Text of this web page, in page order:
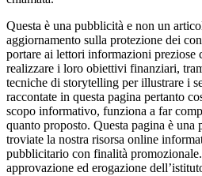
Questa è una pubblicità e non un
aggiornamento sulla protezione dei
portare ai lettori informazioni preziose
realizzare i loro obiettivi finanziari,
tecniche di storytelling per illustrare i
raccontate in questa pagina pertanto
scopo informativo, funziona a far
quanto proposto. Questa pagina è
troviate la nostra risorsa online
pubblicitario con finalità
approvazione ed erogazione